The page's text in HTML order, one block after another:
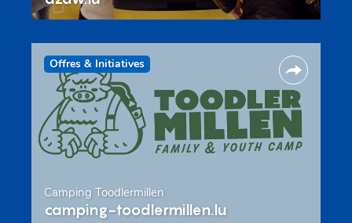
Offres & Initiatives
Camping Toodlermillen
camping-toodlermillen.lu